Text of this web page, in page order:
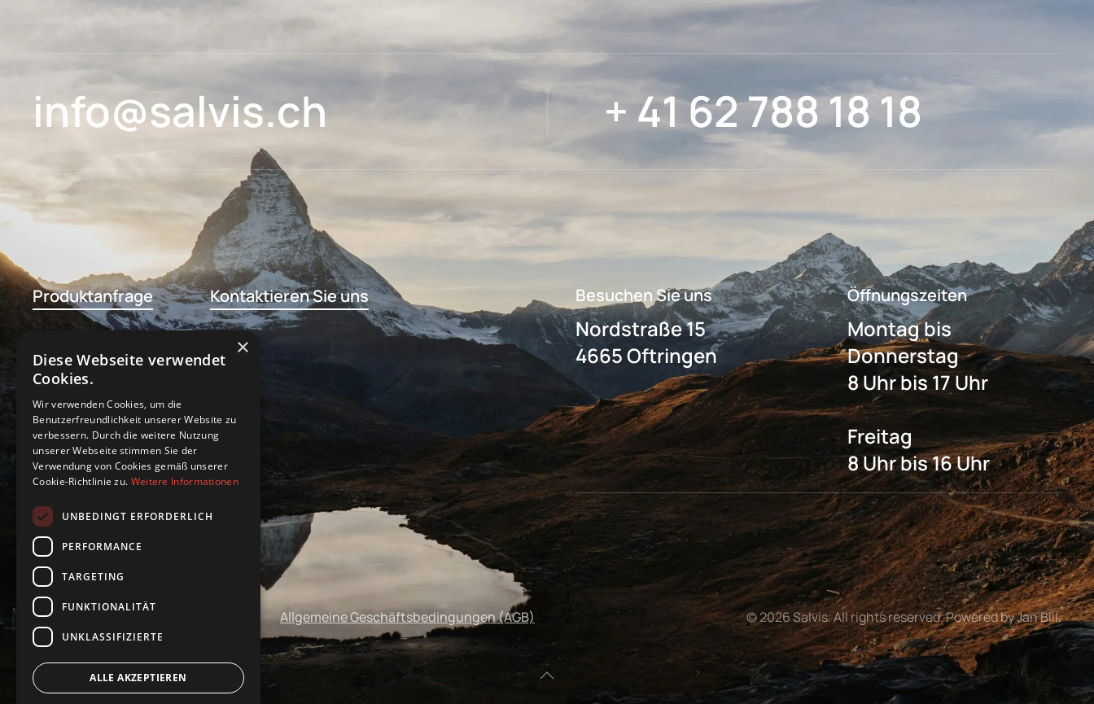
info@salvis.ch + 41 62 788 18 18
Produktanfrage Kontaktieren Sie uns Besuchen Sie uns
Nordstraße 15
4665 Oftringen
Öffnungszeiten
Montag bis
Donnerstag
8 Uhr bis 17 Uhr
Freitag
8 Uhr bis 16 Uhr
Impressum Allgemeine Geschäftsbedingungen (AGB) ©2026Salvis. All rights reserved. Powered by Jan Bill.
×
Diese Webseite verwendet
Cookies.
Wir verwenden Cookies, um die
Benutzerfreundlichkeit unserer Website zu
verbessern. Durch die weitere Nutzung
unserer Webseite stimmen Sie der
Verwendung von Cookies gemäß unserer
Cookie-Richtlinie zu. Weitere Informationen
UNBEDINGT ERFORDERLICH
PERFORMANCE
TARGETING
FUNKTIONALITÄT
UNKLASSIFIZIERTE
ALLE AKZEPTIEREN